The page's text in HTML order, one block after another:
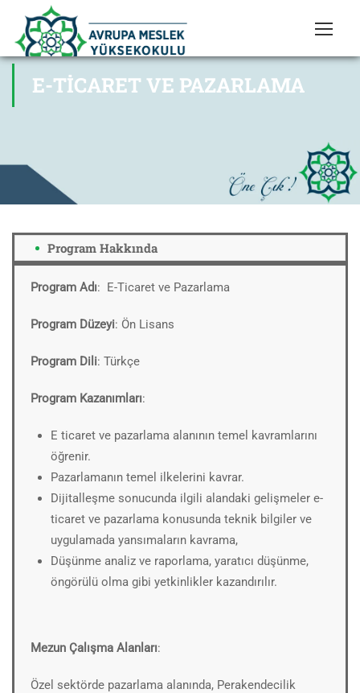
E-TICARET VE PAZARLAMA
Program Hakkında
Program Adı: E-Ticaret ve Pazarlama
Program Düzeyi: Ön Lisans
Program Dili: Türkçe
Program Kazanımları:
E ticaret ve pazarlama alanının temel kavramlarını
öğrenir.
Pazarlamanın temel ilkelerini kavrar.
Dijitalleşme sonucunda ilgili alandaki gelişmeler e-
ticaret ve pazarlama konusunda teknik bilgiler ve
uygulamada yansımaların kavrama,
Düşünme analiz ve raporlama, yaratıcı düşünme,
öngörülü olma gibi yetkinlikler kazandırılır.
Mezun Çalışma Alanları:
Özel sektörde pazarlama alanında, Perakendecilik